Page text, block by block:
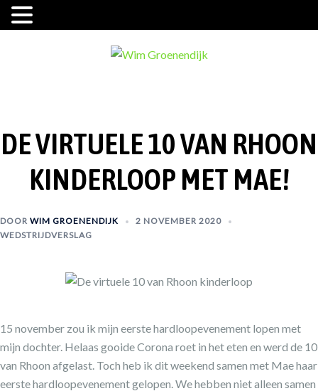
DE VIRTUELE 10 VAN RHOON
KINDERLOOP MET MAE!
DOOR WIM GROENENDIJK
2 NOVEMBER 2020
WEDSTRIJDVERSLAG
15 november zou ik mijn eerste hardloopevenement lopen met
mijn dochter. Helaas gooide Corona roet in het eten en werd de 10
van Rhoon afgelast. Toch heb ik dit weekend samen met Mae haar
eerste hardloopevenement gelopen. We hebben niet alleen samen